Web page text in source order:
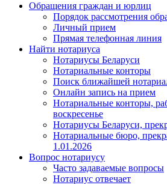
Обращения граждан и юрлиц
Порядок рассмотрения
Личный прием
Прямая телефонная линия
Найти нотариуса
Нотариусы Беларуси
Нотариальные конторы
Поиск ближайшей
Онлайн запись на прием
Нотариальные конторы,
воскресенье
Нотариусы Беларуси,
Нотариальные бюро,
1.01.2026
Вопрос нотариусу
Часто задаваемые вопросы
Нотариус отвечает